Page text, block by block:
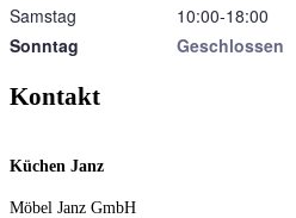
Samstag
10:00‑18:00
Sonntag
Geschlossen
Kontakt
Küchen Janz
Möbel Janz GmbH